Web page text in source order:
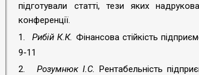
підготували
статті,тези яких
конференції.
1.
Рибій К.К. Фінансова стійкість
9-11
2.
Розумнюк І.С. Рентабельність